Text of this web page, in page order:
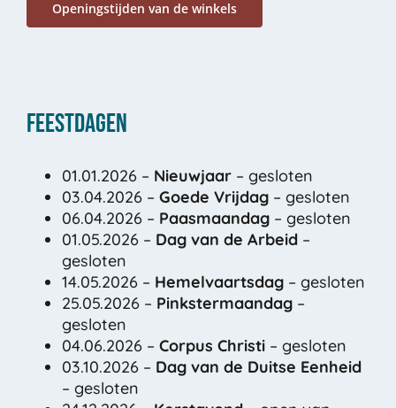
Openingstijden van de winkels
Feestdagen
01.01.2026 – Nieuwjaar– gesloten
03.04.2026 – Goede Vrijdag– gesloten
06.04.2026 – Paasmaandag– gesloten
01.05.2026 – Dag van de Arbeid–
gesloten
14.05.2026 – Hemelvaartsdag– gesloten
25.05.2026 – Pinkstermaandag–
gesloten
04.06.2026 – Corpus Christi– gesloten
03.10.2026 – Dag van de Duitse Eenheid
– gesloten